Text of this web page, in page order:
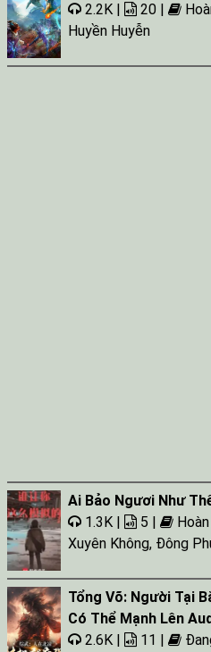
2.2K |
20 |
Huyền Huyễn
Ai Bảo Ngươi Như
1.3K |
5 |
Xuyên Không, Đông
Tổng Võ: Người Tại
Có Thể Mạnh Lên
2.6K |
11 |